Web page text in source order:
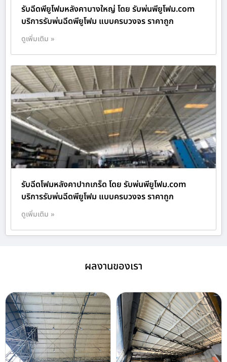
รับฉีดพียูโฟมหลังคาบางใหญ่ โดย รับพ่นพียูโฟม.com
บริการรับพ่นฉีดพียูโฟม แบบครบวงจร ราคาถูก
ดูเพิ่มเติม »
รับฉีดโฟมหลังคาปากเกร็ด โดย รับพ่นพียูโฟม.com
บริการรับพ่นฉีดพียูโฟม แบบครบวงจร ราคาถูก
ดูเพิ่มเติม »
ผลงานของเรา